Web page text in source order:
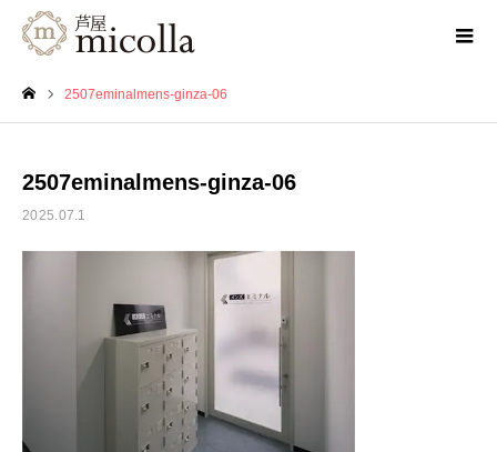
2507eminalmens-ginza-06
2507eminalmens-ginza-06
2025.07.1